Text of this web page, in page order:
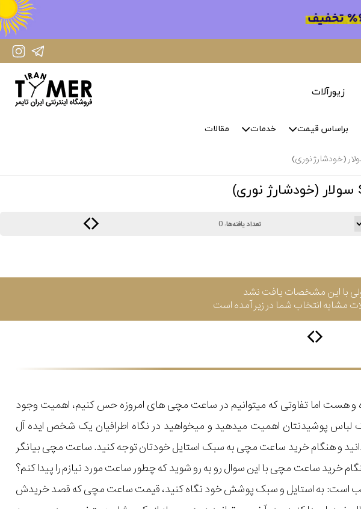
IranTimer Instagram Page
زیورآلات
براساس قیمت خدمات مقالات
تعداد یافته‌ها:0
با این مشخصات یافت نشد
مشابه انتخاب شما در زیر آمده است
و هست اما تفاوتی که میتوانیم در ساعت مچی های امروزه حس کنیم، اهمیت وجود
پوشیدنتان اهمیت میدهید و میخواهید در نگاه اطرافیان یک شخص ایده آل
و هنگام خرید ساعت مچی به سبک استایل خودتان توجه کنید. ساعت مچی بیانگر
خرید ساعت مچی با این سوال رو به رو شوید که چطور ساعت مورد نیازم را پیدا کنم؟
ترتیب است: به استایل و سبک پوشش خود نگاه کنید، قیمت ساعت مچی که قصد خریدش